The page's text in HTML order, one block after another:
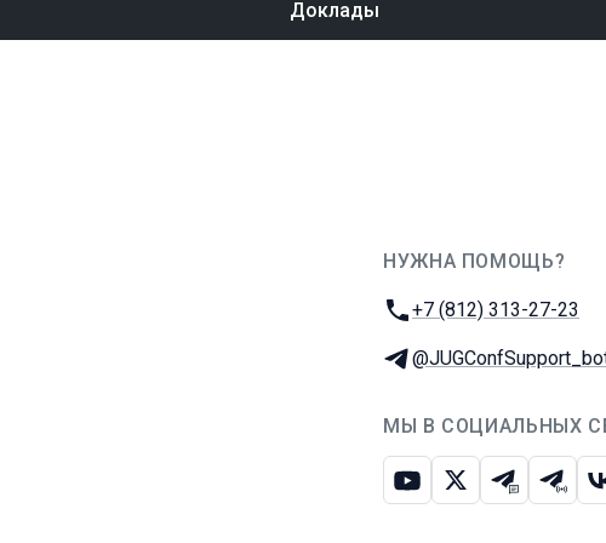
Доклады
НУЖНА ПОМОЩЬ?
Телефон:
+7 (812) 313-27-23
Телеграм:
МЫ В СОЦИАЛЬНЫХ
ЮтубИкс Телеграм-